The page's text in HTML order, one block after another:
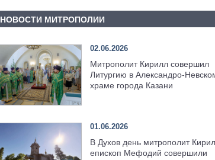
НОВОСТИ МИТРОПОЛИИ
02.06.2026
Митрополит Кирилл совершил
Литургию в Александро-
храме города Казани
01.06.2026
В Духов день митрополит
епископ Мефодий совершили